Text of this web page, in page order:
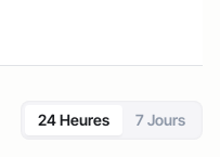
24 Heures 7 Jours